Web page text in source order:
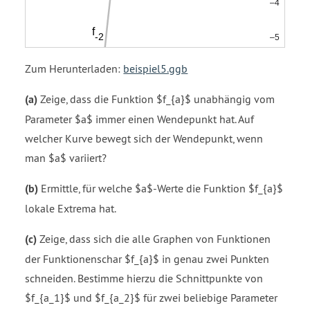
Zum Herunterladen: beispiel5.ggb
(a) Zeige, dass die Funktion $f_{a}$ unabhängig vom
Parameter $a$ immer einen Wendepunkt hat. Auf
welcher Kurve bewegt sich der Wendepunkt, wenn
man $a$ variiert?
(b) Ermittle, für welche $a$-Werte die Funktion $f_{a}$
lokale Extrema hat.
(c) Zeige, dass sich die alle Graphen von Funktionen
der Funktionenschar $f_{a}$ in genau zwei Punkten
schneiden. Bestimme hierzu die Schnittpunkte von
$f_{a_1}$ und $f_{a_2}$ für zwei beliebige Parameter